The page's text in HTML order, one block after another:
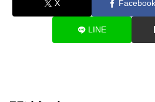
X Facebook
LINE